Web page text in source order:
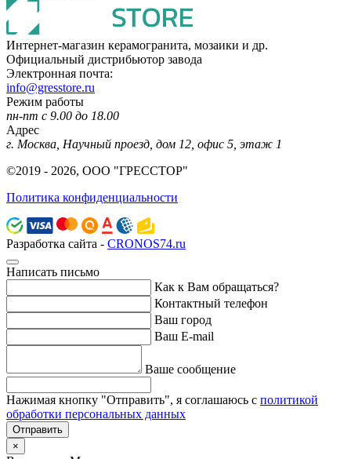
Интернет-магазин керамогранита, мозаики и др.
Официальный дистрибьютор завода
Электронная почта:
info@gresstore.ru
Режим работы
пн-пт с 9.00 до 18.00
Адрес
г. Москва, Научный проезд, дом 12, офис 5, этаж 1
©2019 - 2026, ООО "ГРЕССТОР"
Политика конфиденциальности
Разработка сайта - CRONOS74.ru
Написать письмо
Как к Вам обращаться?
Контактный телефон
Ваш город
Ваш E-mail
Ваше сообщение
Нажимая кнопку "Отправить", я соглашаюсь с политикой
обработки персональных данных
Отправить
×